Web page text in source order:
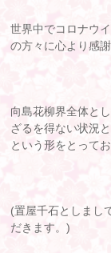
世界中でコロナウ
の方々に心より感
向島花柳界全体と
ざるを得ない状況
という形をとってお
(置屋千石としまし
だきます。)